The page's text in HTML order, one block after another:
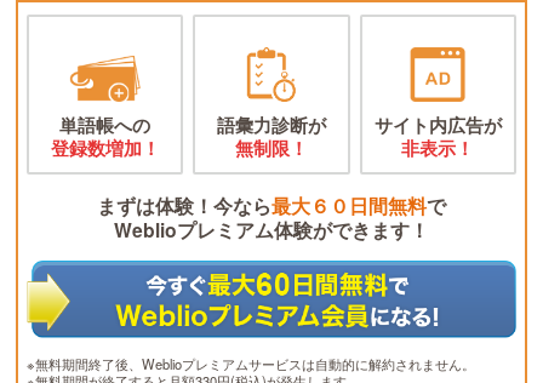
単語帳への
登録数増加！
語彙力診断が
無制限！
サイト内広告が
非表示！
まずは体験！今なら最大６０日間無料で
Weblioプレミアム体験ができます！
※無料期間終了後、Weblioプレミアムサービスは自動的に解約されません。